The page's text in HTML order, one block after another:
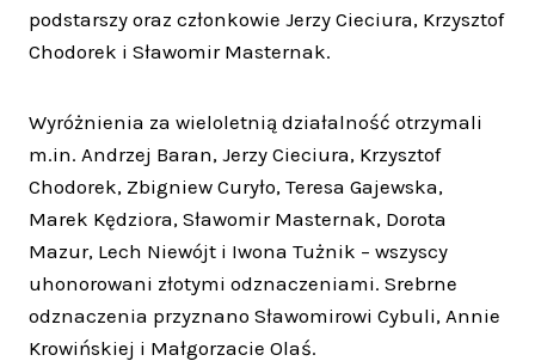
podstarszy oraz członkowie Jerzy Cieciura, Krzysztof
Chodorek i Sławomir Masternak.
Wyróżnienia za wieloletnią działalność otrzymali
m.in. Andrzej Baran, Jerzy Cieciura, Krzysztof
Chodorek, Zbigniew Curyło, Teresa Gajewska,
Marek Kędziora, Sławomir Masternak, Dorota
Mazur, Lech Niewójt i Iwona Tużnik – wszyscy
uhonorowani złotymi odznaczeniami. Srebrne
odznaczenia przyznano Sławomirowi Cybuli, Annie
Krowińskiej i Małgorzacie Olaś.